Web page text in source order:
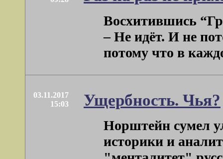
Восхитившись
– Не идёт. И не
потому что в
03.11.2017
15:03
Ущербность. Чья?
Норштейн сумел
историки и